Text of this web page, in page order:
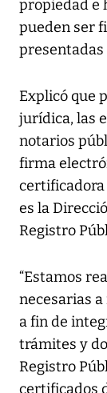
propiedad e
pueden ser
Explicó que
jurídica, las
notarios
firma
certificadora
es la
Registro
“Estamos
necesarias
a fin de
trámites y
Registro
certificados